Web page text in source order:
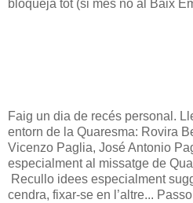
bloquejà tot (si més no al Baix
Faig un dia de recés personal.
entorn de la Quaresma: Rovira
Vicenzo Paglia, José Antonio
especialment al missatge de
Recullo idees especialment
cendra, fixar-se en l’altre...